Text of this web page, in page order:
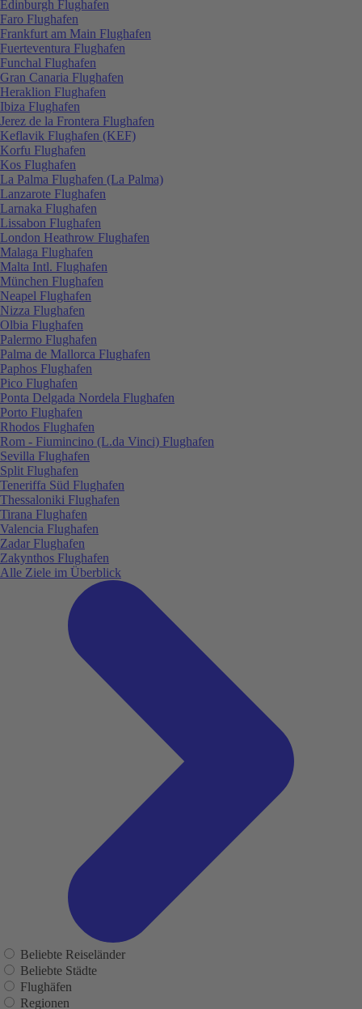
Edinburgh Flughafen
Faro Flughafen
Frankfurt am Main Flughafen
Fuerteventura Flughafen
Funchal Flughafen
Gran Canaria Flughafen
Heraklion Flughafen
Ibiza Flughafen
Jerez de la Frontera Flughafen
Keflavik Flughafen (KEF)
Korfu Flughafen
Kos Flughafen
La Palma Flughafen (La Palma)
Lanzarote Flughafen
Larnaka Flughafen
Lissabon Flughafen
London Heathrow Flughafen
Malaga Flughafen
Malta Intl. Flughafen
München Flughafen
Neapel Flughafen
Nizza Flughafen
Olbia Flughafen
Palermo Flughafen
Palma de Mallorca Flughafen
Paphos Flughafen
Pico Flughafen
Ponta Delgada Nordela Flughafen
Porto Flughafen
Rhodos Flughafen
Rom - Fiumincino (L.da Vinci) Flughafen
Sevilla Flughafen
Split Flughafen
Teneriffa Süd Flughafen
Thessaloniki Flughafen
Tirana Flughafen
Valencia Flughafen
Zadar Flughafen
Zakynthos Flughafen
Alle Ziele im Überblick
Beliebte Reiseländer
Beliebte Städte
Flughäfen
Regionen